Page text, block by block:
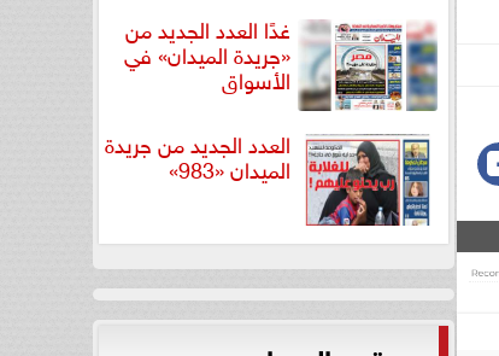
غدًا العدد الجديد من
«جريدة الميدان» في
الأسواق
العدد الجديد من جريدة
الميدان «983»